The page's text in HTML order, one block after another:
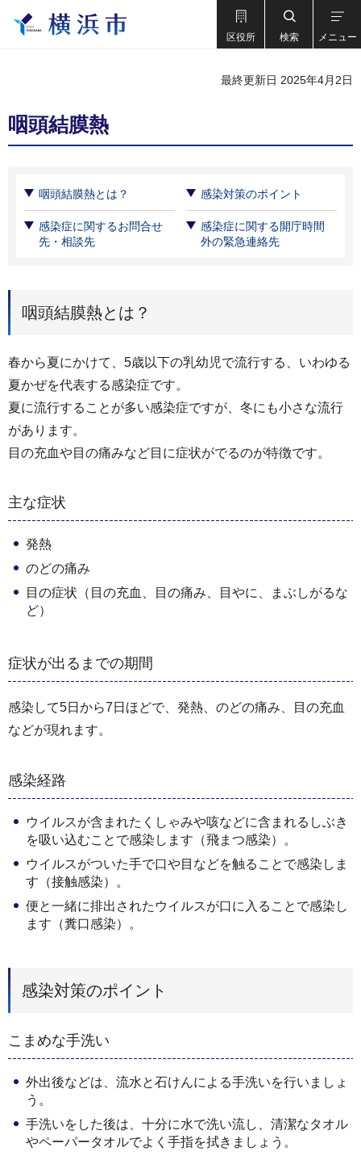
区役所 検索 メニュー
最終更新日 2025年4月2日
咽頭結膜熱
咽頭結膜熱とは？ 感染対策のポイント
感染症に関するお問合せ
先・相談先
感染症に関する開庁時間
外の緊急連絡先
咽頭結膜熱とは？
春から夏にかけて、5歳以下の乳幼児で流行する、いわゆる
夏かぜを代表する感染症です。
夏に流行することが多い感染症ですが、冬にも小さな流行
があります。
目の充血や目の痛みなど目に症状がでるのが特徴です。
主な症状
発熱
のどの痛み
目の症状（目の充血、目の痛み、目やに、まぶしがるな
ど）
症状が出るまでの期間
感染して5日から7日ほどで、発熱、のどの痛み、目の充血
などが現れます。
感染経路
ウイルスが含まれたくしゃみや咳などに含まれるしぶき
を吸い込むことで感染します（飛まつ感染）。
ウイルスがついた手で口や目などを触ることで感染しま
す（接触感染）。
便と一緒に排出されたウイルスが口に入ることで感染し
ます（糞口感染）。
感染対策のポイント
こまめな手洗い
外出後などは、流水と石けんによる手洗いを行いましょ
う。
手洗いをした後は、十分に水で洗い流し、清潔なタオル
やペーパータオルでよく手指を拭きましょう。